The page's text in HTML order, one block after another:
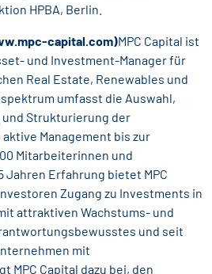
HPBA, Berlin.
capital.com)MPC Capital ist
und Investment-Manager für
Real Estate, Renewables und
umfasst die Auswahl,
Strukturierung der
Management bis zur
Mitarbeiterinnen und
Jahren Erfahrung bietet MPC
Zugang zu Investments in
attraktiven Wachstums- und
und seit
mit
MPC Capital dazu bei, den